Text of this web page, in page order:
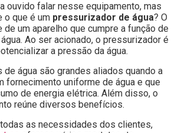
ouvido falar nesse equipamento, mas
o que é um pressurizador de água? O
um aparelho que cumpre a função de
Ao ser acionado, o pressurizador é
a pressão da água.
água são grandes aliados quando a
fornecimento uniforme de água e que
de energia elétrica. Além disso, o
reúne diversos benefícios.
as necessidades dos clientes,